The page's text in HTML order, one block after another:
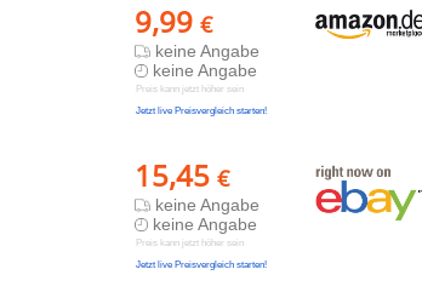
9,99 €
keine Angabe
keine Angabe
Preis kann jetzt höher sein
Jetzt live Preisvergleich starten!
15,45 €
keine Angabe
keine Angabe
Preis kann jetzt höher sein
Jetzt live Preisvergleich starten!